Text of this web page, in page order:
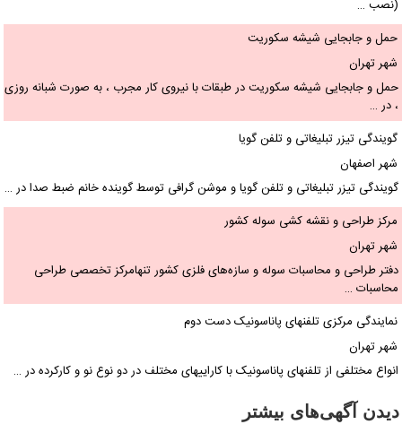
(نصب …
حمل و جابجایی شیشه سکوریت
شهر تهران
حمل و جابجایی شیشه سکوریت در طبقات با نیروی کار مجرب ، به صورت شبانه روزی
، در …
گویندگی تیزر تبلیغاتی و تلفن گویا
شهر اصفهان
گویندگی تیزر تبلیغاتی و تلفن گویا و موشن گرافی توسط گوینده خانم ضبط صدا در …
مرکز طراحی و نقشه کشی سوله کشور
شهر تهران
دفتر طراحی و محاسبات سوله و سازه‌های فلزی کشور تنهامرکز تخصصی طراحی
محاسبات …
نمایندگی مرکزی تلفنهای پاناسونیک دست دوم
شهر تهران
انواع مختلفی از تلفنهای پاناسونیک با کاراییهای مختلف در دو نوع نو و کارکرده در …
دیدن آگهی‌های بیشتر